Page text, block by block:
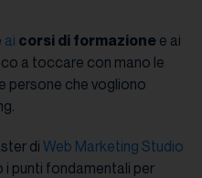
ai corsi di formazione e ai
a toccare con mano le
persone che vogliono
di Web Marketing Studio
i punti fondamentali per